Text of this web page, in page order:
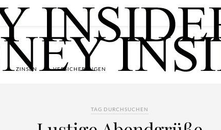
ZINSEN VERSICHERUNGEN
TAG DURCHSUCHEN